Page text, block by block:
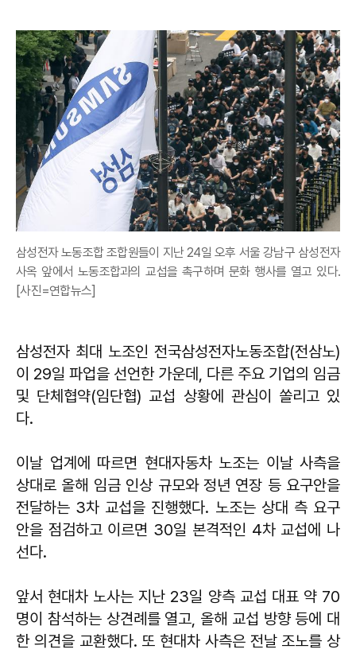
삼성전자 노동조합 조합원들이 지난 24일 오후 서울 강남구 삼성전자
사옥 앞에서 노동조합과의 교섭을 촉구하며 문화 행사를 열고 있다.
[사진=연합뉴스]
삼성전자 최대 노조인 전국삼성전자노동조합(전삼노)
이 29일 파업을 선언한 가운데, 다른 주요 기업의 임금
및 단체협약(임단협) 교섭 상황에 관심이 쏠리고 있
다.
이날 업계에 따르면 현대자동차 노조는 이날 사측을
상대로 올해 임금 인상 규모와 정년 연장 등 요구안을
전달하는 3차 교섭을 진행했다. 노조는 상대 측 요구
안을 점검하고 이르면 30일 본격적인 4차 교섭에 나
선다.
앞서 현대차 노사는 지난 23일 양측 교섭 대표 약 70
명이 참석하는 상견례를 열고, 올해 교섭 방향 등에 대
한 의견을 교환했다. 또 현대차 사측은 전날 조노를 상